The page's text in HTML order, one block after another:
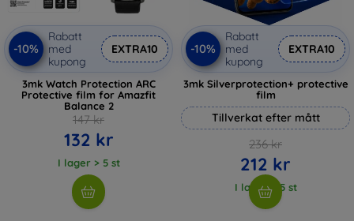
-10%
Rabatt
med
kupong
EXTRA10
3mk Watch Protection ARC
Protective film for Amazfit
Balance 2
147 kr
132 kr
I lager > 5 st
-10%
Rabatt
med
kupong
EXTRA10
3mk Silverprotection+ protective
film
Tillverkat efter mått
236 kr
212 kr
I lager > 5 st